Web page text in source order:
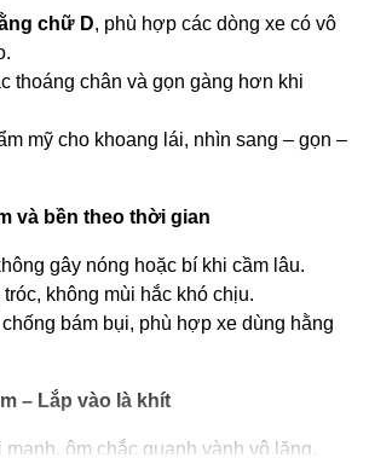
chữ D, phù hợp các dòng xe có vô
thoáng chân và gọn gàng hơn khi
mỹ cho khoang lái, nhìn sang – gọn –
và bền theo thời gian
gây nóng hoặc bí khi cầm lâu.
không mùi hắc khó chịu.
bám bụi, phù hợp xe dùng hằng
– Lắp vào là khít
mạnh, ôm chắc quanh vành vô lăng.